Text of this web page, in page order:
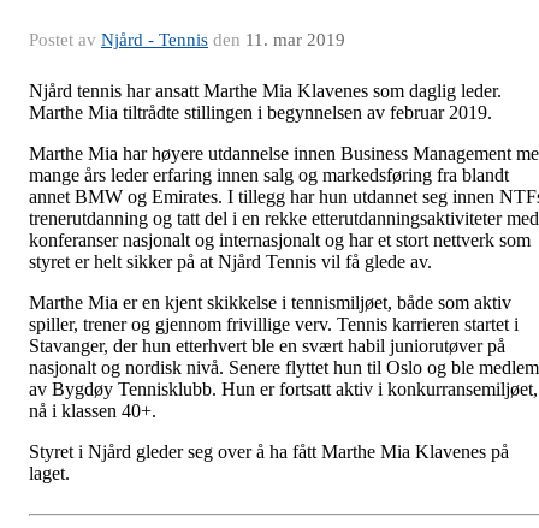
Postet av Njård - Tennis den 11. mar 2019
Njård tennis har ansatt Marthe Mia Klavenes som daglig leder.
Marthe Mia tiltrådte stillingen i begynnelsen av februar 2019.
Marthe Mia har høyere utdannelse innen Business Management
mange års leder erfaring innen salg og markedsføring fra blandt
annet BMW og Emirates. I tillegg har hun utdannet seg innen
trenerutdanning og tatt del i en rekke etterutdanningsaktiviteter med
konferanser nasjonalt og internasjonalt og har et stort nettverk som
styret er helt sikker på at Njård Tennis vil få glede av.
Marthe Mia er en kjent skikkelse i tennismiljøet, både som aktiv
spiller, trener og gjennom frivillige verv. Tennis karrieren startet i
Stavanger, der hun etterhvert ble en svært habil juniorutøver på
nasjonalt og nordisk nivå. Senere flyttet hun til Oslo og ble medlem
av Bygdøy Tennisklubb. Hun er fortsatt aktiv i konkurransemiljøet,
nå i klassen 40+.
Styret i Njård gleder seg over å ha fått Marthe Mia Klavenes på
laget.